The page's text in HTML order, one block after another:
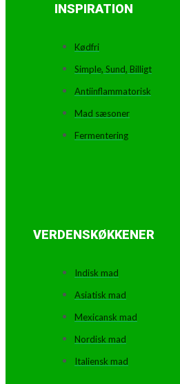
INSPIRATION
Kødfri
Simple, Sund, Billigt
Antiinflammatorisk
Mad sæsoner
Fermentering
VERDENSKØKKENER
Indisk mad
Asiatisk mad
Mexicansk mad
Nordisk mad
Italiensk mad